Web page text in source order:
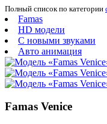
Полный список по категории
Famas
HD модели
С новыми звуками
Авто анимация
Famas Venice